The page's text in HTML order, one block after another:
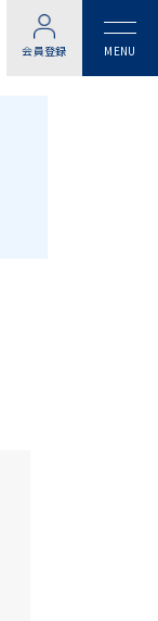
会員登録